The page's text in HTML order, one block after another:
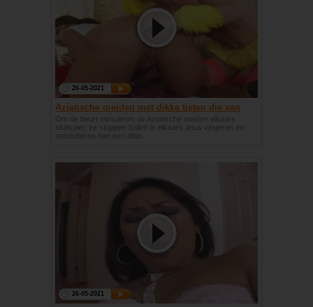
26-05-2021
Aziatische meiden met dikke tieten die van
anale spelletjes houden
Om de beurt stimuleren de Aziatische meiden elkaars
sluitspier, ze stoppen ballen in elkaars anus vingeren en
mastuberen met een dildo.
26-05-2021